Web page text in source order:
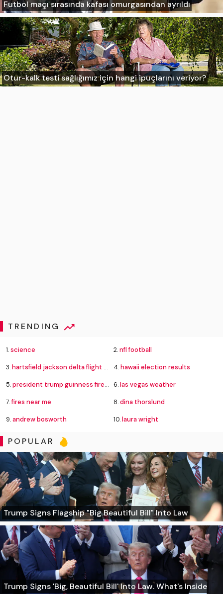
Futbol maçı sırasında kafası omurgasından ayrıldı
Otur-kalk testi sağlığımız için hangi ipuçlarını veriyor?
TRENDING
1.science 2.nfl football
3.hartsfield jackson delta flight emergency 4.hawaii election results
5.president trump guinness fireworks record 6.las vegas weather
7.fires near me 8.dina thorslund
9.andrew bosworth 10.laura wright
POPULAR
Trump Signs Flagship "Big Beautiful Bill" Into Law
Trump Signs 'Big, Beautiful Bill' Into Law. What's Inside